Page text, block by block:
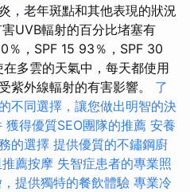
，老年斑點和其他表現的狀況
UVB輻射的百分比堵塞有
％，SPF 15 93％，SPF 30
多雲的天氣中，每天都使用
紫外線輻射的有害影響。 了
不同選擇，讓您做出明智的決
獲得優質SEO團隊的推薦 安養
的選擇 提供優質的不鏽鋼廚
推薦按摩 失智症患者的專業照
提供獨特的餐飲體驗 專業冷